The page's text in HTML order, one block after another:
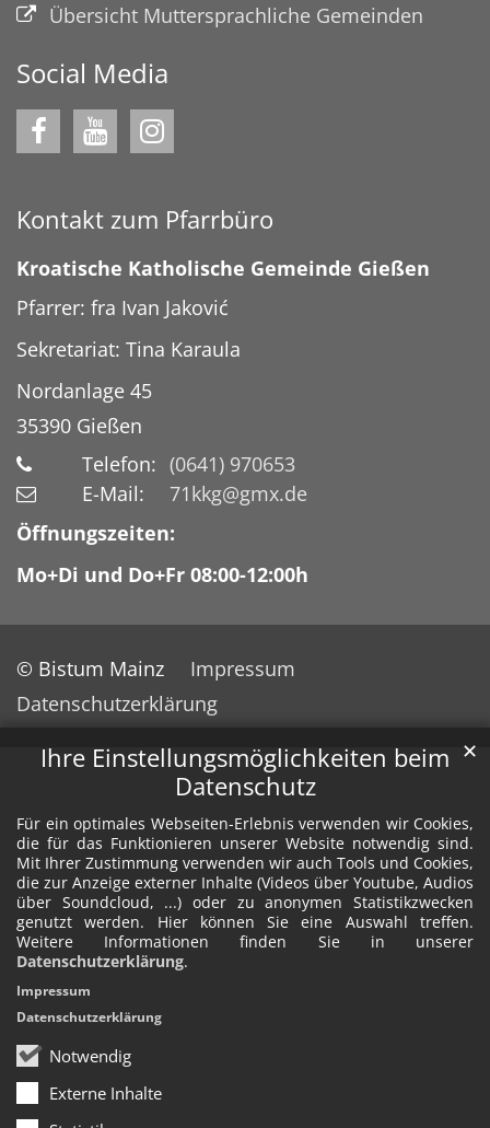
Ihre Einstellungsmöglichkeiten beim
Datenschutz
Für ein optimales Webseiten-Erlebnis verwenden wir Cookies,
die für das Funktionieren unserer Website notwendig sind.
Mit Ihrer Zustimmung verwenden wir auch Tools und Cookies,
die zur Anzeige externer Inhalte (Videos über Youtube, Audios
über Soundcloud, ...) oder zu anonymen Statistikzwecken
genutzt werden. Hier können Sie eine Auswahl treffen.
Weitere Informationen finden Sie in unserer
Datenschutzerklärung.
Notwendig
Externe Inhalte
✕
Impressum
Datenschutzerklärung
Übersicht Muttersprachliche Gemeinden
Social Media
Kontakt zum Pfarrbüro
Kroatische Katholische Gemeinde Gießen
Pfarrer: fra Ivan Jaković
Sekretariat: Tina Karaula
Nordanlage 45
35390 Gießen
Telefon: (0641) 970653
E-Mail:
71kkg@gmx.de
Öffnungszeiten:
Mo+Di und Do+Fr 08:00-12:00h
© Bistum Mainz
Impressum
Datenschutzerklärung